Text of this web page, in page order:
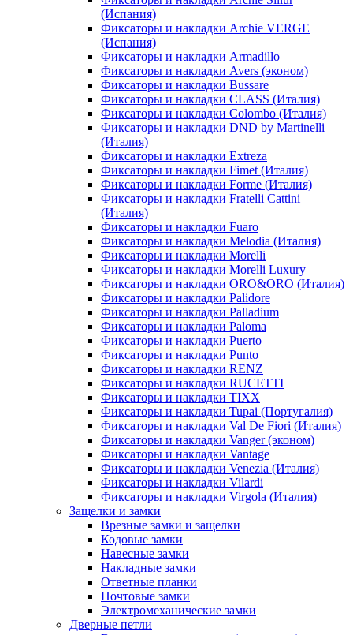
(Испания)
Фиксаторы и накладки Archie VERGE
(Испания)
Фиксаторы и накладки Armadillo
Фиксаторы и накладки Avers (эконом)
Фиксаторы и накладки Bussare
Фиксаторы и накладки CLASS (Италия)
Фиксаторы и накладки Colombo (Италия)
Фиксаторы и накладки DND by Martinelli
(Италия)
Фиксаторы и накладки Extreza
Фиксаторы и накладки Fimet (Италия)
Фиксаторы и накладки Forme (Италия)
Фиксаторы и накладки Fratelli Cattini
(Италия)
Фиксаторы и накладки Fuaro
Фиксаторы и накладки Melodia (Италия)
Фиксаторы и накладки Morelli
Фиксаторы и накладки Morelli Luxury
Фиксаторы и накладки ORO&ORO (Италия)
Фиксаторы и накладки Palidore
Фиксаторы и накладки Palladium
Фиксаторы и накладки Paloma
Фиксаторы и накладки Puerto
Фиксаторы и накладки Punto
Фиксаторы и накладки RENZ
Фиксаторы и накладки RUCETTI
Фиксаторы и накладки TIXX
Фиксаторы и накладки Tupai (Португалия)
Фиксаторы и накладки Val De Fiori (Италия)
Фиксаторы и накладки Vanger (эконом)
Фиксаторы и накладки Vantage
Фиксаторы и накладки Venezia (Италия)
Фиксаторы и накладки Vilardi
Фиксаторы и накладки Virgola (Италия)
Защелки и замки
Врезные замки и защелки
Кодовые замки
Навесные замки
Накладные замки
Ответные планки
Почтовые замки
Электромеханические замки
Дверные петли